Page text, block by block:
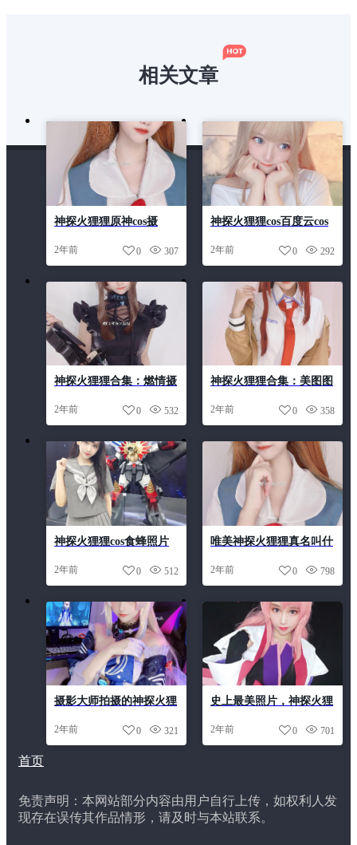
相关文章
神探火狸狸原神cos摄
故事，创造出难以复制的
2年前 307
0
神探火狸狸cos百度云cos
2年前 292
0
神探火狸狸合集：燃情摄
剪辑
2年前 532
0
神探火狸狸合集：美图图
作
2年前 358
0
神探火狸狸cos食蜂照片
绝不容错过
2年前 512
0
唯美神探火狸狸真名叫什
2年前 798
0
摄影大师拍摄的神探火狸
美
2年前 321
0
史上最美照片，神探火狸
2年前 701
0
首页
免责声明：本网站部分内容由用户自行上传，如权利人发
现存在误传其作品情形，请及时与本站联系。